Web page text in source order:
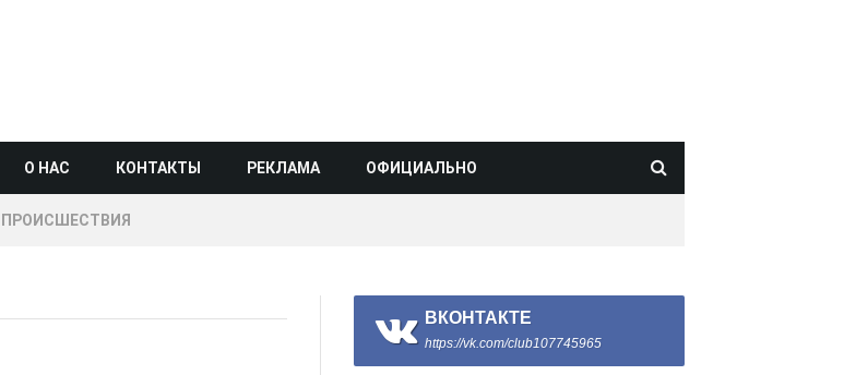
О НАС КОНТАКТЫ РЕКЛАМА ОФИЦИАЛЬНО
ПРОИСШЕСТВИЯ
ВКОНТАКТЕ
https://vk.com/club107745965